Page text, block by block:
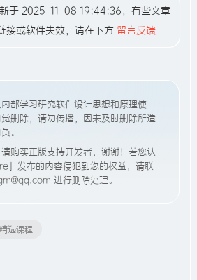
于 2025-11-08 19:44:36，有些文章
接或软件失效，请在下方 留言反馈
部学习研究软件设计思想和原理使
删除，请勿传播，因未及时删除所造
。
购买正版支持开发者，谢谢！若您认
」发布的内容侵犯到您的权益，请联
进行删除处理。
精选课程